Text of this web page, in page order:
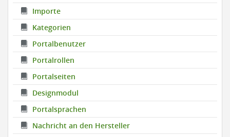
Importe
Kategorien
Portalbenutzer
Portalrollen
Portalseiten
Designmodul
Portalsprachen
Nachricht an den Hersteller